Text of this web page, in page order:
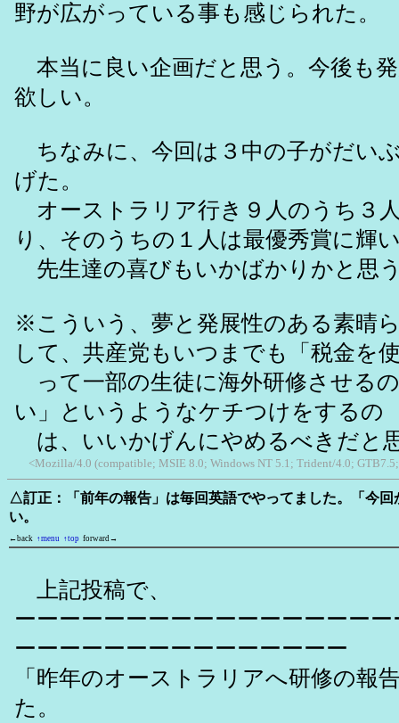
野が広がっている事も感じられた。
本当に良い企画だと思う。今後も
欲しい。
ちなみに、今回は３中の子がだい
げた。
オーストラリア行き９人のうち３
り、そのうちの１人は最優秀賞に輝
先生達の喜びもいかばかりかと思
※こういう、夢と発展性のある素晴
して、共産党もいつまでも「税金を
って一部の生徒に海外研修させる
い」というようなケチつけをするの
は、いいかげんにやめるべきだと
<Mozilla/4.0 (compatible; MSIE 8.0; Windows NT 5.1; Trident/4.0;
△訂正：「前年の報告」は毎回英語でやってました。「今回
い。
←back ↑menu ↑top forward→
上記投稿で、
ーーーーーーーーーーーーーーーー
ーーーーーーーーーーーーーーー
「昨年のオーストラリアへ研修の報
た。